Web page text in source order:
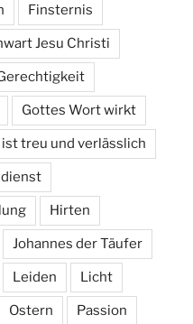
Finsternis
Jesu Christi
Gottes Wort wirkt
treu und verlässlich
Hirten
Johannes der Täufer
Leiden Licht
Ostern Passion